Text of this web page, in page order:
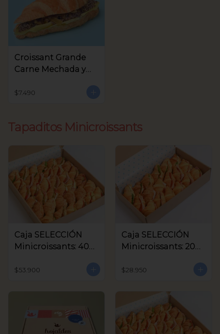
Croissant Grande
Carne Mechada y
$7.490
Tapaditos Minicroissants
Caja SELECCIÓN
Minicroissants: 40
$53.900
Caja SELECCIÓN
Minicroissants: 20
$28.950